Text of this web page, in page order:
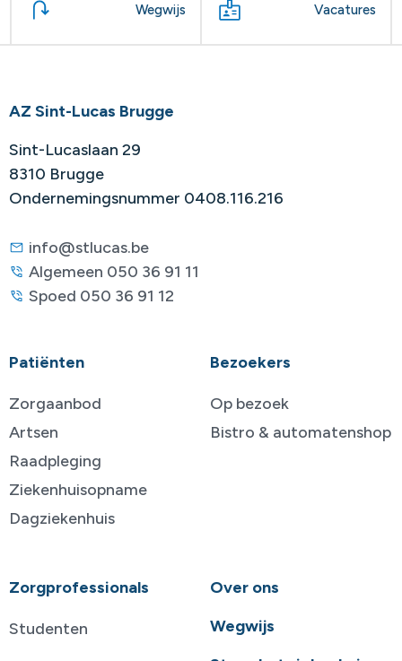
Wegwijs Vacatures
AZ Sint-Lucas Brugge
Sint-Lucaslaan 29
8310 Brugge
Ondernemingsnummer 0408.116.216
info@stlucas.be
Algemeen 050 36 91 11
Spoed 050 36 91 12
Patiënten
Zorgaanbod
Artsen
Raadpleging
Ziekenhuisopname
Dagziekenhuis
Bezoekers
Op bezoek
Bistro & automatenshop
Zorgprofessionals
Studenten
Over ons
Wegwijs